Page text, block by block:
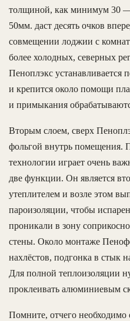
толщиной, как минимум 30
50мм. даст десять очков
совмещении лоджии с
более холодных, северных
Пеноплэкс устанавливается
и крепится около помощи
и примыкания
Вторым слоем, сверх
фольгой внутрь помещения.
технологии играет очень
две функции. Он является
утеплителем и возле этом
пароизоляции, чтобы
проникали в зону
стены. Около монтаже
нахлёстов, подгонка в стык
Для полной теплоизоляции
проклеивать алюминиевым
Помните, отчего необходимо